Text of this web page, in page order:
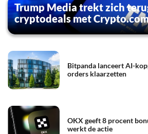
Trump Media trekt zich
cryptodeals met
Bitpanda lanceert AI-
orders klaarzetten
OKX geeft 8 procent
werkt de actie